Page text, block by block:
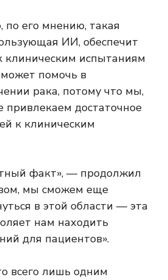
по его мнению, такая
ИИ, обеспечит
клиническим испытаниям
помочь в
рака, потому что мы,
привлекаем достаточное
к клиническим
факт», — продолжил
мы сможем еще
в этой области — эта
нам находить
для пациентов».
всего лишь одним